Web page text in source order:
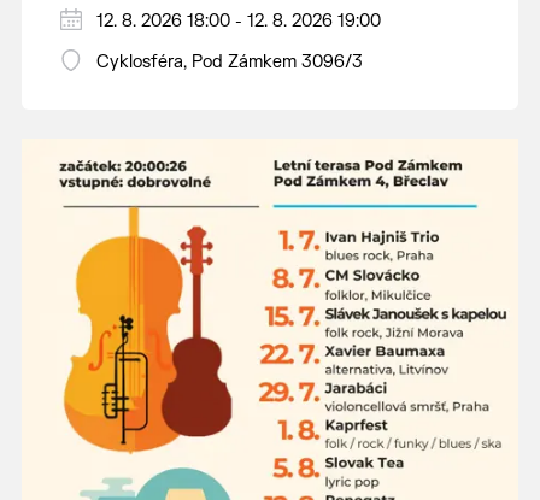
Hraje se jen za příznivého počasí.
Vstupné dobrovolné.
12. 8. 2026 18:00 - 12. 8. 2026 19:00
Cyklosféra, Pod Zámkem 3096/3